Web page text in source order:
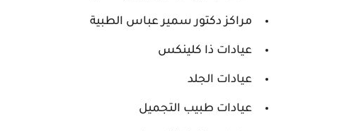
مراكز دكتور سمير عباس الطبية
عيادات ذا كلينكس
عيادات الجلد
عيادات طبيب التجميل